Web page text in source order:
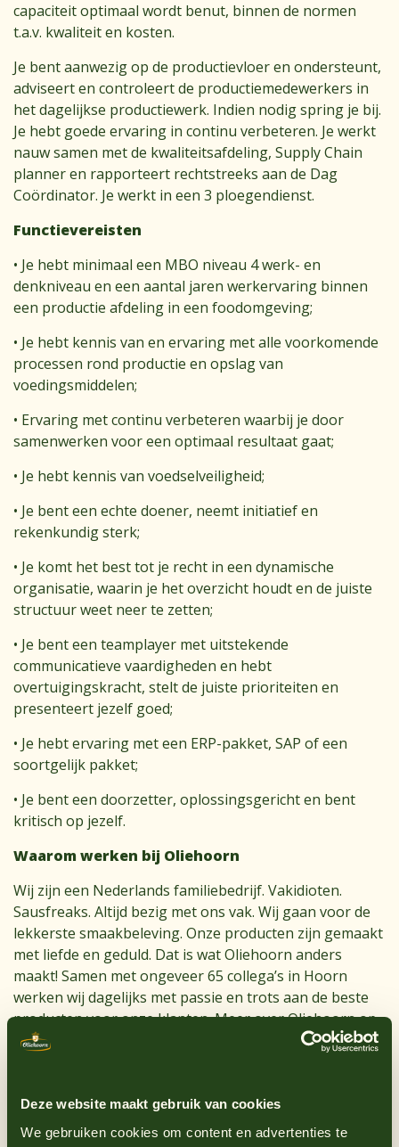
Deze website maakt gebruik van cookies
We gebruiken cookies om content en advertenties te
capaciteit optimaal wordt benut, binnen de normen
t.a.v. kwaliteit en kosten.
Je bent aanwezig op de productievloer en ondersteunt,
adviseert en controleert de productiemedewerkers in
het dagelijkse productiewerk. Indien nodig spring je bij.
Je hebt goede ervaring in continu verbeteren. Je werkt
nauw samen met de kwaliteitsafdeling, Supply Chain
planner en rapporteert rechtstreeks aan de Dag
Coördinator. Je werkt in een 3 ploegendienst.
Functievereisten
• Je hebt minimaal een MBO niveau 4 werk- en
denkniveau en een aantal jaren werkervaring binnen
een productie afdeling in een foodomgeving;
• Je hebt kennis van en ervaring met alle voorkomende
processen rond productie en opslag van
voedingsmiddelen;
• Ervaring met continu verbeteren waarbij je door
samenwerken voor een optimaal resultaat gaat;
• Je hebt kennis van voedselveiligheid;
• Je bent een echte doener, neemt initiatief en
rekenkundig sterk;
• Je komt het best tot je recht in een dynamische
organisatie, waarin je het overzicht houdt en de juiste
structuur weet neer te zetten;
• Je bent een teamplayer met uitstekende
communicatieve vaardigheden en hebt
overtuigingskracht, stelt de juiste prioriteiten en
presenteert jezelf goed;
• Je hebt ervaring met een ERP-pakket, SAP of een
soortgelijk pakket;
• Je bent een doorzetter, oplossingsgericht en bent
kritisch op jezelf.
Waarom werken bij Oliehoorn
Wij zijn een Nederlands familiebedrijf. Vakidioten.
Sausfreaks. Altijd bezig met ons vak. Wij gaan voor de
lekkerste smaakbeleving. Onze producten zijn gemaakt
met liefde en geduld. Dat is wat Oliehoorn anders
maakt! Samen met ongeveer 65 collega’s in Hoorn
werken wij dagelijks met passie en trots aan de beste
producten voor onze klanten. Meer over Oliehoorn op
www.Oliehoorn.nl
Is dit dé baan voor jou? Solliciteer dan via onderstaande
sollicitatiebutton. Voor meer informatie over de